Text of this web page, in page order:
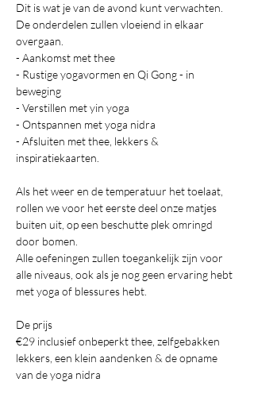
Dit is wat je van de avond kunt verwachten.
De onderdelen zullen vloeiend in elkaar
overgaan.
- Aankomst met thee
- Rustige yogavormen en Qi Gong - in
beweging
- Verstillen met yin yoga
- Ontspannen met yoga nidra
- Afsluiten met thee, lekkers &
inspiratiekaarten.
Als het weer en de temperatuur het toelaat,
rollen we voor het eerste deel onze matjes
buiten uit, op een beschutte plek omringd
door bomen.
Alle oefeningen zullen toegankelijk zijn voor
alle niveaus, ook als je nog geen ervaring hebt
met yoga of blessures hebt.
De prijs
€29 inclusief onbeperkt thee, zelfgebakken
lekkers, een klein aandenken & de opname
van de yoga nidra